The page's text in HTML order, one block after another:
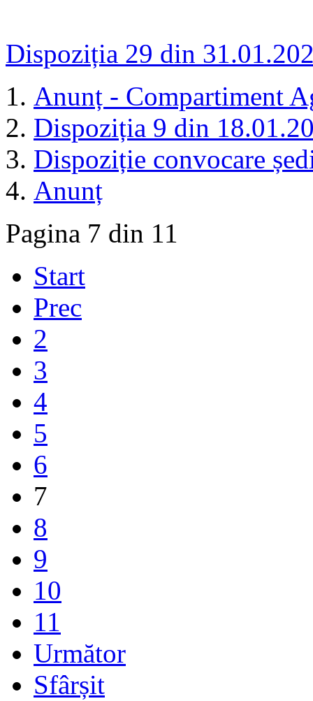
Dispoziția 29 din
Anunț - Compartiment
Dispoziția 9 din
Dispoziție convocare
Anunț
Pagina 7 din 11
Start
Prec
2
3
4
5
6
7
8
9
10
11
Următor
Sfârșit